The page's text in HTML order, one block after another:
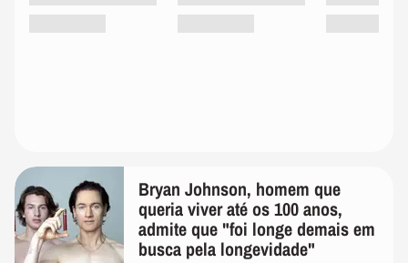
Bryan Johnson, homem que
queria viver até os 100 anos,
admite que "foi longe demais em
busca pela longevidade"